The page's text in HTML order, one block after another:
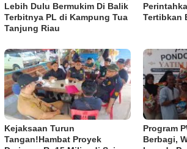
Lebih Dulu Bermukim Di Balik
Terbitnya PL di Kampung Tua
Tanjung Riau
Tertibkan
Kejaksaan Turun
Tangan!Hambat Proyek
Program
Berbagi,